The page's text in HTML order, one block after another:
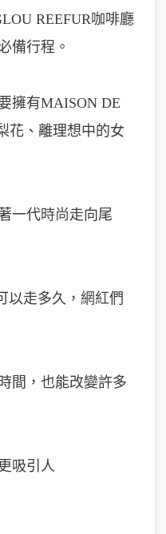
REEFUR咖啡廳
備行程。
擁有MAISON DE
花、離理想中的女
一代時尚走向尾
以走多久， 網紅們
間，也能改變許多
吸引人